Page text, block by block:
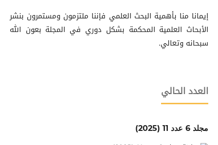
إيمانا منا بأهمية البحث العلمي فإننا ملتزمون ومستمرون بنشر
الأبحاث العلمية المحكمة بشكل دوري في المجلة بعون الله
سبحانه وتعالي.
العدد الحالي
مجلد 6 عدد 11 (2025)